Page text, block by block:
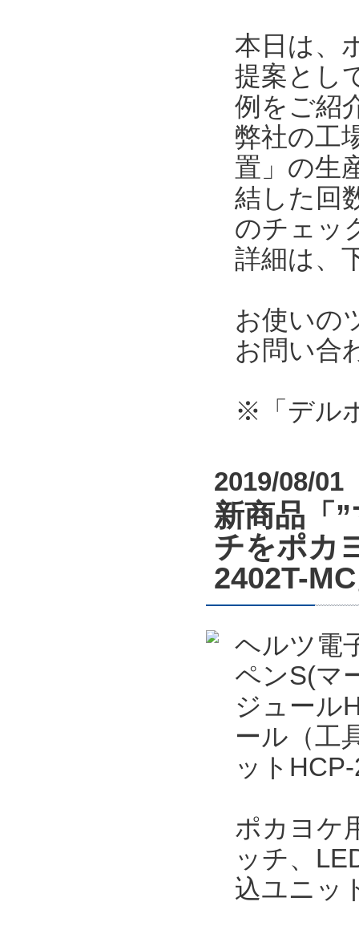
本日は、
提案とし
例をご紹
弊社の工
置」の生
結した回
のチェッ
詳細は、
お使いの
お問い合
※「デル
2019/08/01
新商品「
チをポカ
2402T-
ヘルツ電
ペンS(マ
ジュール
ール（工
ット
ポカヨケ
ッチ、
込ユニッ